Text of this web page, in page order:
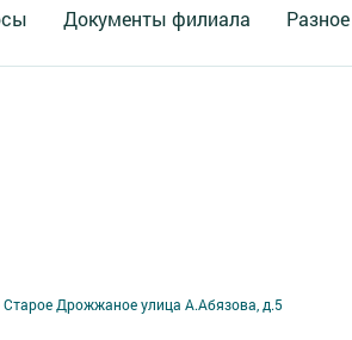
Документы филиала Разное
Старое Дрожжаное улица А.Абязова, д.5